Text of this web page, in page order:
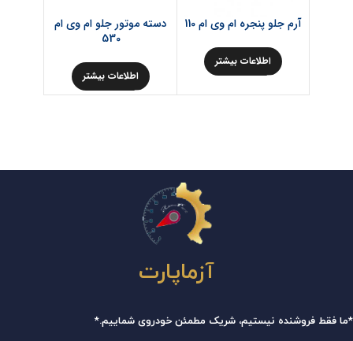
آرم جلو پنجره ام وی ام 110
اطلاعات بیشتر
دسته موتور جلو ام وی ام
530
اطلاعات بیشتر
آزماپارت
*ما فقط فروشنده نیستیم، شریک مطمئن خودروی شماییم.*